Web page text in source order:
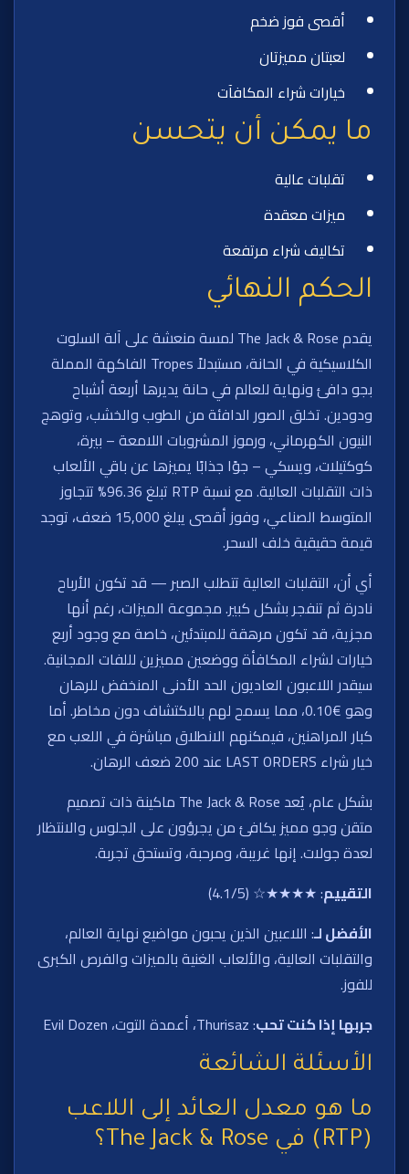
أقصى فوز ضخم
لعبتان مميزتان
خيارات شراء المكافآت
ما يمكن أن يتحسن
تقلبات عالية
ميزات معقدة
تكاليف شراء مرتفعة
الحكم النهائي
يقدم The Jack & Rose لمسة منعشة على آلة السلوت
الكلاسيكية في الحانة، مستبدلاً Tropes الفاكهة المملة
بجو دافئ ونهاية للعالم في حانة يديرها أربعة أشباح
ودودين. تخلق الصور الدافئة من الطوب والخشب، وتوهج
النيون الكهرماني، ورموز المشروبات اللامعة – بيرة،
كوكتيلات، ويسكي – جوًا جذابًا يميزها عن باقي الألعاب
ذات التقلبات العالية. مع نسبة RTP تبلغ 96.36% تتجاوز
المتوسط الصناعي، وفوز أقصى يبلغ 15,000 ضعف، توجد
قيمة حقيقية خلف السحر.
أي أن، التقلبات العالية تتطلب الصبر — قد تكون الأرباح
نادرة ثم تنفجر بشكل كبير. مجموعة الميزات، رغم أنها
مجزية، قد تكون مرهقة للمبتدئين، خاصة مع وجود أربع
خيارات لشراء المكافأة ووضعين مميزين لللفات المجانية.
سيقدر اللاعبون العاديون الحد الأدنى المنخفض للرهان
وهو €0.10، مما يسمح لهم بالاكتشاف دون مخاطر. أما
كبار المراهنين، فيمكنهم الانطلاق مباشرة في اللعب مع
خيار شراء LAST ORDERS عند 200 ضعف الرهان.
بشكل عام، يُعد The Jack & Rose ماكينة ذات تصميم
متقن وجو مميز يكافئ من يجرؤون على الجلوس والانتظار
لعدة جولات. إنها غريبة، ومرحبة، وتستحق تجربة.
التقييم: ★★★★☆ (4.1/5)
الأفضل لـ: اللاعبين الذين يحبون مواضيع نهاية العالم،
والتقلبات العالية، والألعاب الغنية بالميزات والفرص الكبرى
للفوز.
جربها إذا كنت تحب: Thurisaz، أعمدة التوت، Evil Dozen
الأسئلة الشائعة
ما هو معدل العائد إلى اللاعب
(RTP) في The Jack & Rose؟